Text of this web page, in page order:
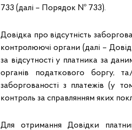
733 (далі – Порядок № 733).
Довідка про відсутність
контролюючі органи (далі –
за відсутності у платника за
органів податкового боргу,
заборгованості з платежів (у
контроль за справлянням яких
Для отримання Довідки